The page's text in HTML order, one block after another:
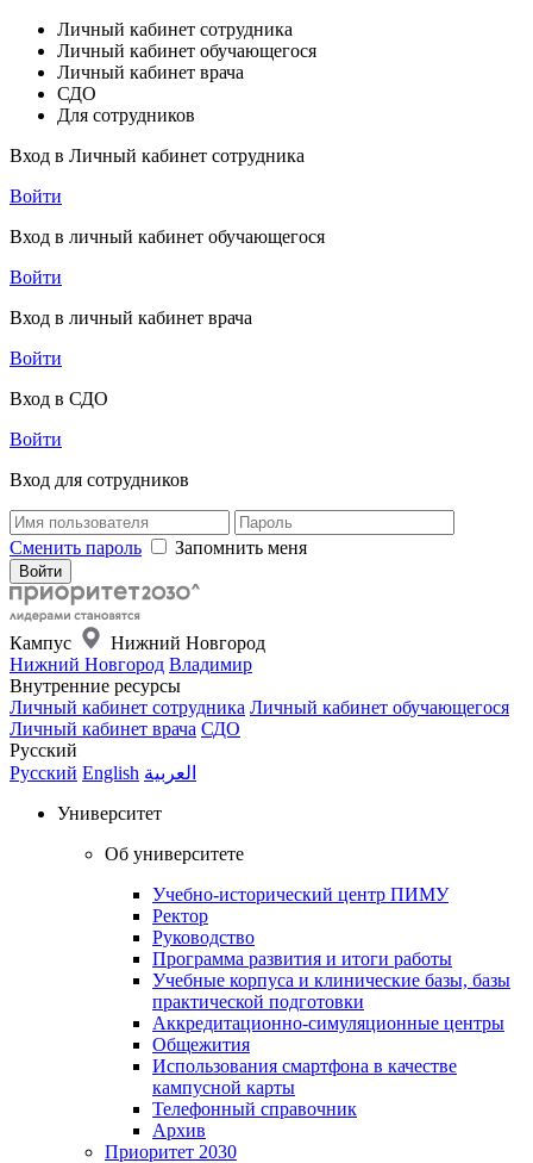
Личный кабинет сотрудника
Личный кабинет обучающегося
Личный кабинет врача
СДО
Для сотрудников
Вход в Личный кабинет сотрудника
Войти
Вход в личный кабинет обучающегося
Войти
Вход в личный кабинет врача
Войти
Вход в СДО
Войти
Вход для сотрудников
Сменить пароль Запомнить меня
Кампус
Нижний Новгород
Нижний Новгород Владимир
Внутренние ресурсы
Личный кабинет сотрудника Личный кабинет обучающегося
Личный кабинет врача СДО
Русский
Русский English العربية
Университет
Об университете
Учебно-исторический центр ПИМУ
Ректор
Руководство
Программа развития и итоги работы
Учебные корпуса и клинические базы, базы
практической подготовки
Аккредитационно-симуляционные центры
Общежития
Использования смартфона в качестве
кампусной карты
Телефонный справочник
Архив
Приоритет 2030